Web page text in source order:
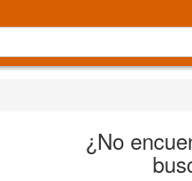
¿No